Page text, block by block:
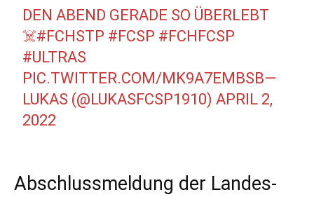
DEN ABEND GERADE SO ÜBERLEBT
☠️#FCHSTP #FCSP #FCHFCSP
#ULTRAS
PIC.TWITTER.COM/MK9A7EMBSB—
LUKAS (@LUKASFCSP1910)APRIL 2,
2022
Abschlussmeldung der Landes-